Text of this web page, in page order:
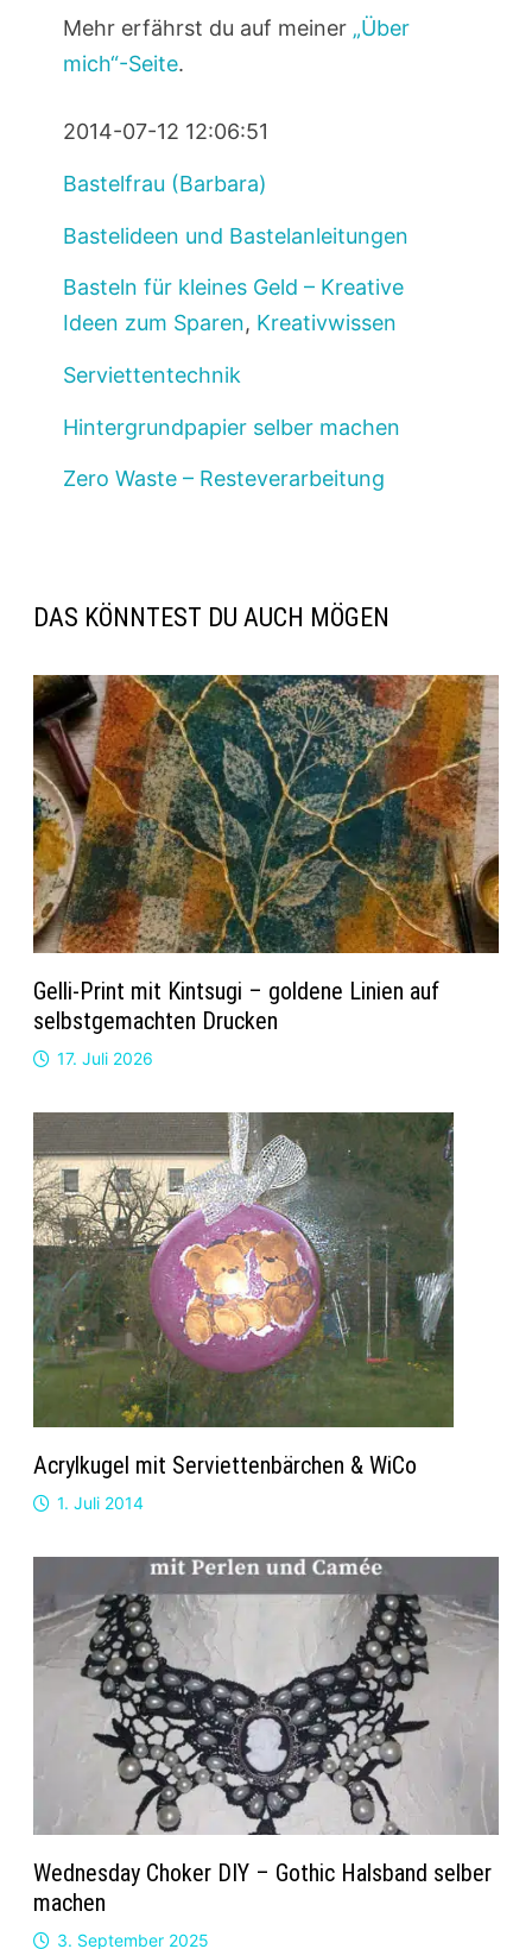
Mehr erfährst du auf meiner „Über
mich“-Seite.
2014-07-12 12:06:51
Bastelfrau (Barbara)
Bastelideen und Bastelanleitungen
Basteln für kleines Geld – Kreative
Ideen zum Sparen, Kreativwissen
Serviettentechnik
Hintergrundpapier selber machen
Zero Waste – Resteverarbeitung
DAS KÖNNTEST DU AUCH MÖGEN
Gelli-Print mit Kintsugi – goldene Linien auf
selbstgemachten Drucken
17. Juli 2026
Acrylkugel mit Serviettenbärchen & WiCo
1. Juli 2014
Wednesday Choker DIY – Gothic Halsband selber
machen
3. September 2025